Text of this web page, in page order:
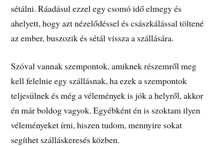
sétálni. Ráadásul ezzel egy csomó idő elmegy és
ahelyett, hogy azt nézelődéssel és császkálással töltené
az ember, buszozik és sétál vissza a szállására.
Szóval vannak szempontok, amiknek részemről meg
kell felelnie egy szállásnak, ha ezek a szempontok
teljesülnek és még a vélemények is jók a helyről, akkor
én már boldog vagyok. Egyébként én is szoktam ilyen
véleményeket írni, hiszen tudom, mennyire sokat
segíthet szálláskeresés közben.